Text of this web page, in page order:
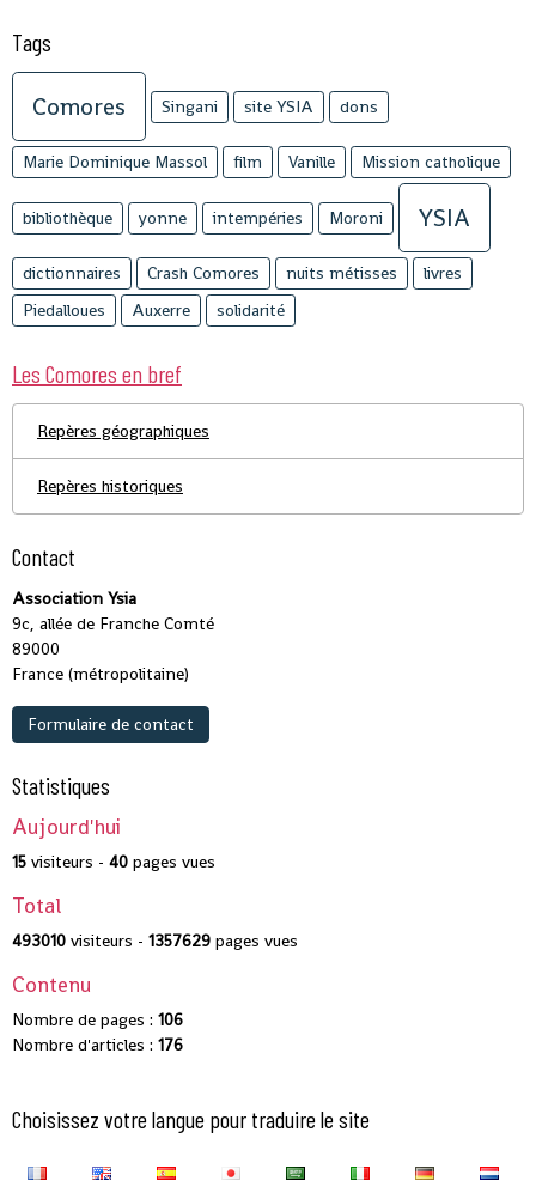
Tags
Comores Singani site YSIA dons
Marie Dominique Massol film Vanille Mission catholique
bibliothèque yonne intempéries Moroni YSIA
dictionnaires Crash Comores nuits métisses
livres
Piedalloues
Auxerre solidarité
Les Comores en bref
Repères géographiques
Repères historiques
Contact
Association Ysia
9c, allée de Franche Comté
89000
France (métropolitaine)
Formulaire de contact
Statistiques
Aujourd'hui
15 visiteurs - 40 pages vues
Total
493010 visiteurs - 1357629 pages vues
Contenu
Nombre de pages : 106
Nombre d'articles : 176
Choisissez votre langue pour traduire le site